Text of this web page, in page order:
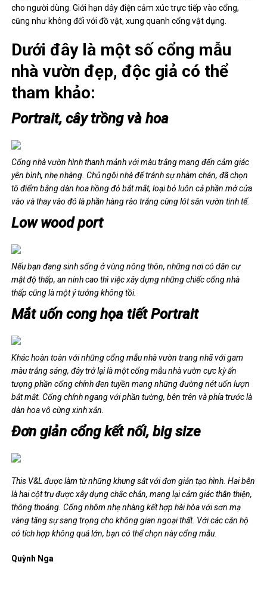
cho người dùng. Giới hạn dây điện cảm xúc trực tiếp vào cổng,
cũng như không đối với đồ vật, xung quanh cổng vật dụng.
Dưới đây là một số cổng mẫu
nhà vườn đẹp, độc giả có thể
tham khảo:
Portrait, cây trồng và hoa
Cổng nhà vườn hình thanh mảnh với màu trắng mang đến cảm giác
yên bình, nhẹ nhàng. Chủ ngôi nhà để tránh sự nhàm chán, đã chọn
tô điểm bằng dàn hoa hồng đỏ bắt mắt, loại bỏ luôn cả phần mở cửa
vào và thay vào đó là phần hàng rào trắng cùng lót sân vườn tinh tế.
Low wood port
Nếu bạn đang sinh sống ở vùng nông thôn, những nơi có dân cư
mật độ thấp, an ninh cao thì việc xây dựng những chiếc cổng nhà
thấp cũng là một ý tưởng không tồi.
Mắt uốn cong họa tiết Portrait
Khác hoàn toàn với những cổng mẫu nhà vườn trang nhã với gam
màu trắng sáng, đây trở lại là một cổng mẫu nhà vườn cực kỳ ấn
tượng phần cổng chính đen tuyền mang những đường nét uốn lượn
bắt mắt. Cổng chính ngang với phần tường, bên trên và phía trước là
dàn hoa vô cùng xinh xắn.
Đơn giản cổng kết nối, big size
This V&L được làm từ những khung sắt với đơn giản tạo hình. Hai bên
là hai cột trụ được xây dựng chắc chắn, mang lại cảm giác thân thiện,
thông thoáng. Cổng nhôm nhẹ nhàng kết hợp hài hòa với sơn mạ
vàng tăng sự sang trọng cho không gian ngoại thất. Với các căn hộ
có tích hợp không quá lớn, bạn có thể chọn này cổng mẫu.
Quỳnh Nga